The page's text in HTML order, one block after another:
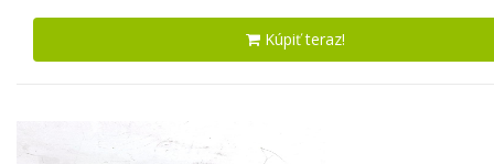
Kúpiť teraz!